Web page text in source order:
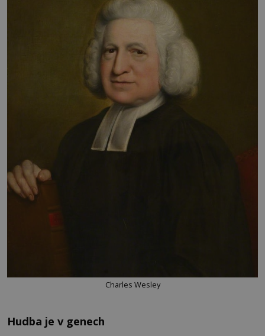
Charles Wesley
Hudba je v genech